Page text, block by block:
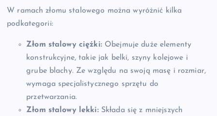
W ramach złomu stalowego można wyróżnić kilka
podkategorii:
Złom stalowy ciężki:Obejmuje duże elementy
konstrukcyjne, takie jak belki, szyny kolejowe i
grube blachy. Ze względu na swoją masę i rozmiar,
wymaga specjalistycznego sprzętu do
przetwarzania.
Złom stalowy lekki:Składa się z mniejszych